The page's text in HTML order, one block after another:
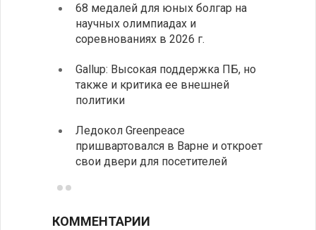
68 медалей для юных болгар на
научных олимпиадах и
соревнованиях в 2026 г.
Gallup: Высокая поддержка ПБ, но
также и критика ее внешней
политики
Ледокол Greenpeace
пришвартовался в Варне и откроет
свои двери для посетителей
КОММЕНТАРИИ